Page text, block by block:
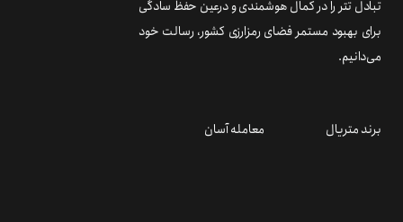
تبادل تتر را در کمال هوشمندی و درعین حفظ سادگی
برای بهبود مستمر فضای رمزارزی کشور، رسالت خود
می‌دانیم.
برند متریال معامله آسان